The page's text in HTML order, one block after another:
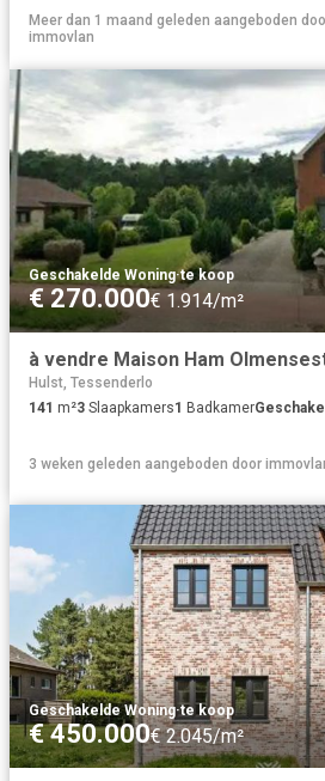
Meer dan 1 maand geleden aangeboden
immovlan
Geschakelde Woning·te koop
€ 270.000€ 1.914/m²
à vendre Maison Ham
Hulst, Tessenderlo
141 m²3 Slaapkamers1 Badkamer
3 weken geleden aangeboden door
Geschakelde Woning·te koop
€ 450.000€ 2.045/m²